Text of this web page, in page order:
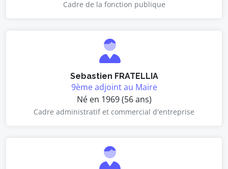
Cadre de la fonction publique
Sebastien FRATELLIA
9ème adjoint au Maire
Né en 1969 (56 ans)
Cadre administratif et commercial d'entreprise